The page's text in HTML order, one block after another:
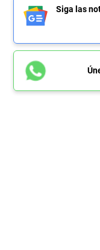
Siga las